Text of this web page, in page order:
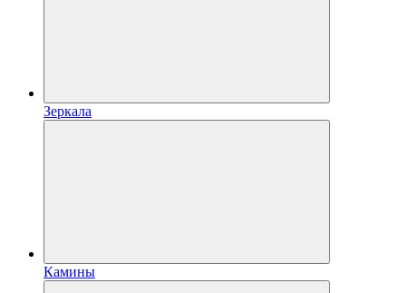
Зеркала
Камины